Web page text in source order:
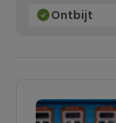
Ontbijt